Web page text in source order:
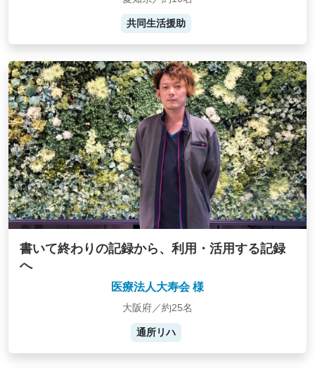
共同生活援助
書いて終わりの記録から、利用・活用する記録
へ
医療法人大寿会 様
大阪府／約25名
通所リハ